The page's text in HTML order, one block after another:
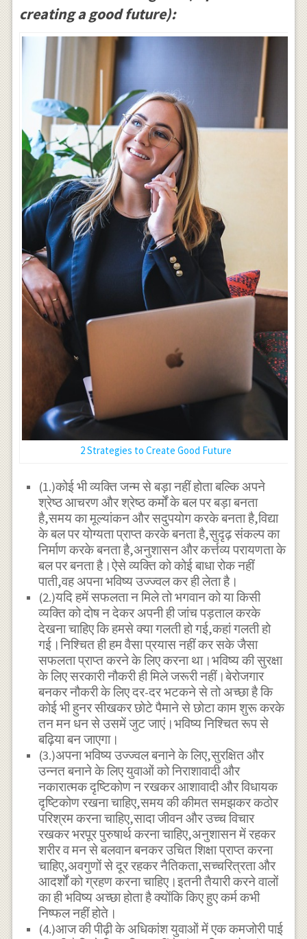
creating a good future):
2 Strategies to Create Good Future
(1.)कोई भी व्यक्ति जन्म से बड़ा नहीं होता बल्कि अपने
श्रेष्ठ आचरण और श्रेष्ठ कर्मों के बल पर बड़ा बनता
है,समय का मूल्यांकन और सदुपयोग करके बनता है,विद्या
के बल पर योग्यता प्राप्त करके बनता है,सुदृढ़ संकल्प का
निर्माण करके बनता है,अनुशासन और कर्त्तव्य परायणता के
बल पर बनता है।ऐसे व्यक्ति को कोई बाधा रोक नहीं
पाती,वह अपना भविष्य उज्ज्वल कर ही लेता है।
(2.)यदि हमें सफलता न मिले तो भगवान को या किसी
व्यक्ति को दोष न देकर अपनी ही जांच पड़ताल करके
देखना चाहिए कि हमसे क्या गलती हो गई,कहां गलती हो
गई।निश्चित ही हम वैसा प्रयास नहीं कर सके जैसा
सफलता प्राप्त करने के लिए करना था।भविष्य की सुरक्षा
के लिए सरकारी नौकरी ही मिले जरूरी नहीं।बेरोजगार
बनकर नौकरी के लिए दर-दर भटकने से तो अच्छा है कि
कोई भी हुनर सीखकर छोटे पैमाने से छोटा काम शुरू करके
तन मन धन से उसमें जुट जाएं।भविष्य निश्चित रूप से
बढ़िया बन जाएगा।
(3.)अपना भविष्य उज्ज्वल बनाने के लिए,सुरक्षित और
उन्नत बनाने के लिए युवाओं को निराशावादी और
नकारात्मक दृष्टिकोण न रखकर आशावादी और विधायक
दृष्टिकोण रखना चाहिए,समय की कीमत समझकर कठोर
परिश्रम करना चाहिए,सादा जीवन और उच्च विचार
रखकर भरपूर पुरुषार्थ करना चाहिए,अनुशासन में रहकर
शरीर व मन से बलवान बनकर उचित शिक्षा प्राप्त करना
चाहिए,अवगुणों से दूर रहकर नैतिकता,सच्चरित्रता और
आदर्शों को ग्रहण करना चाहिए।इतनी तैयारी करने वालों
का ही भविष्य अच्छा होता है क्योंकि किए हुए कर्म कभी
निष्फल नहीं होते।
(4.)आज की पीढ़ी के अधिकांश युवाओं में एक कमजोरी पाई